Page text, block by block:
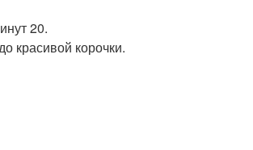
20.
красивой корочки.